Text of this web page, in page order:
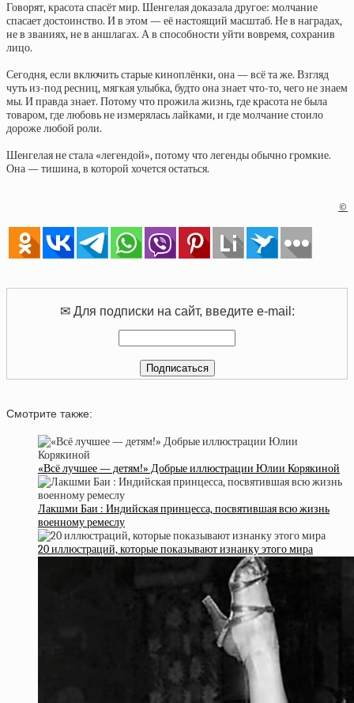
Говорят, красота спасёт мир. Шенгелая доказала другое: молчание
спасает достоинство. И в этом — её настоящий масштаб. Не в наградах,
не в званиях, не в аншлагах. А в способности уйти вовремя, сохранив
лицо.
Сегодня, если включить старые киноплёнки, она — всё та же. Взгляд
чуть из-под ресниц, мягкая улыбка, будто она знает что-то, чего не знаем
мы. И правда знает. Потому что прожила жизнь, где красота не была
товаром, где любовь не измерялась лайками, и где молчание стоило
дороже любой роли.
Шенгелая не стала «легендой», потому что легенды обычно громкие.
Она — тишина, в которой хочется остаться.
©
✉ Для подписки на сайт, введите e-mail:
Смотрите также:
«Всё лучшее — детям!» Добрые иллюстрации Юлии Корякиной
Лакшми Баи : Индийская принцесса, посвятившая всю жизнь
военному ремеслу
20 иллюстраций, которые показывают изнанку этого мира